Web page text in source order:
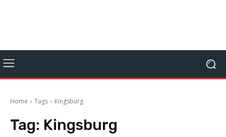
Home Tags Kingsburg
Tag: Kingsburg